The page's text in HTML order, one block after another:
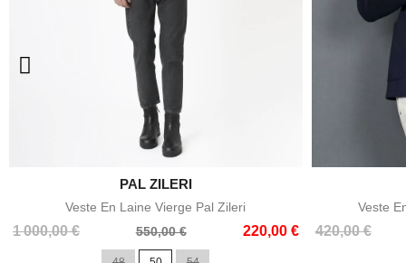
Aperçu rapide
PAL ZILERI
Veste En Laine Vierge Pal Zileri
1 000,00 €
Prix
550,00 € 220,00 €
Prix
Veste
420,00 €
Prix
Prix